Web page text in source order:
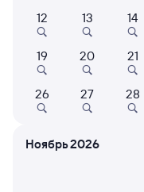
047М Проходящий
Удомля
из Самары
06:10
12 13 14
19 20 21
26 27 28
Ноябрь 2026